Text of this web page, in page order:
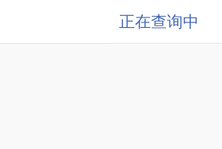
正在查询中